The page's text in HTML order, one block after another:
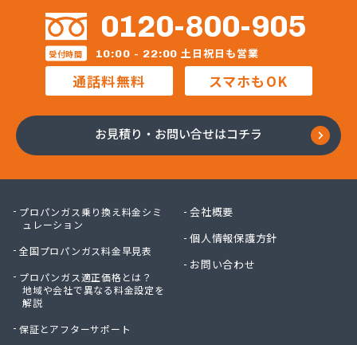
三愛オブリガス東日本株式会社 栃木支店 宇都宮
営業所/卸売課
三柴正雄商店
三田岱治商店
氏家高圧ガス保安センター
小篠酸素株式会社
小島不動産
小野崎燃料設備有限会社
松島ガス株式会社
上都賀プロパンガス協同組合
神山液化ガス
0120-800-905
受付時間 10:00 - 22:00 土日祝日も営業
通話料無料 スマホもOK
お見積り・お問い合せはコチラ
プロパンガス乗り換え料金シミ
ュレーション
全国プロパンガス料金早見表
プロパンガス適正価格とは？
地域や会社で異なる料金設定を
解説
保証とアフターサポート
会社概要
個人情報保護方針
お問い合わせ